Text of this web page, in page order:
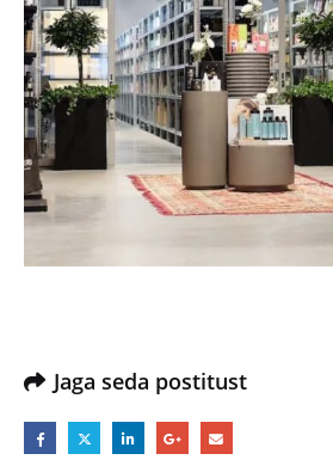
Jaga seda postitust